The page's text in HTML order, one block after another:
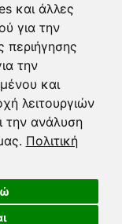
και άλλες
για την
περιήγησης
την
και
λειτουργιών
την ανάλυση
Πολιτική
Όροι Χρήσης